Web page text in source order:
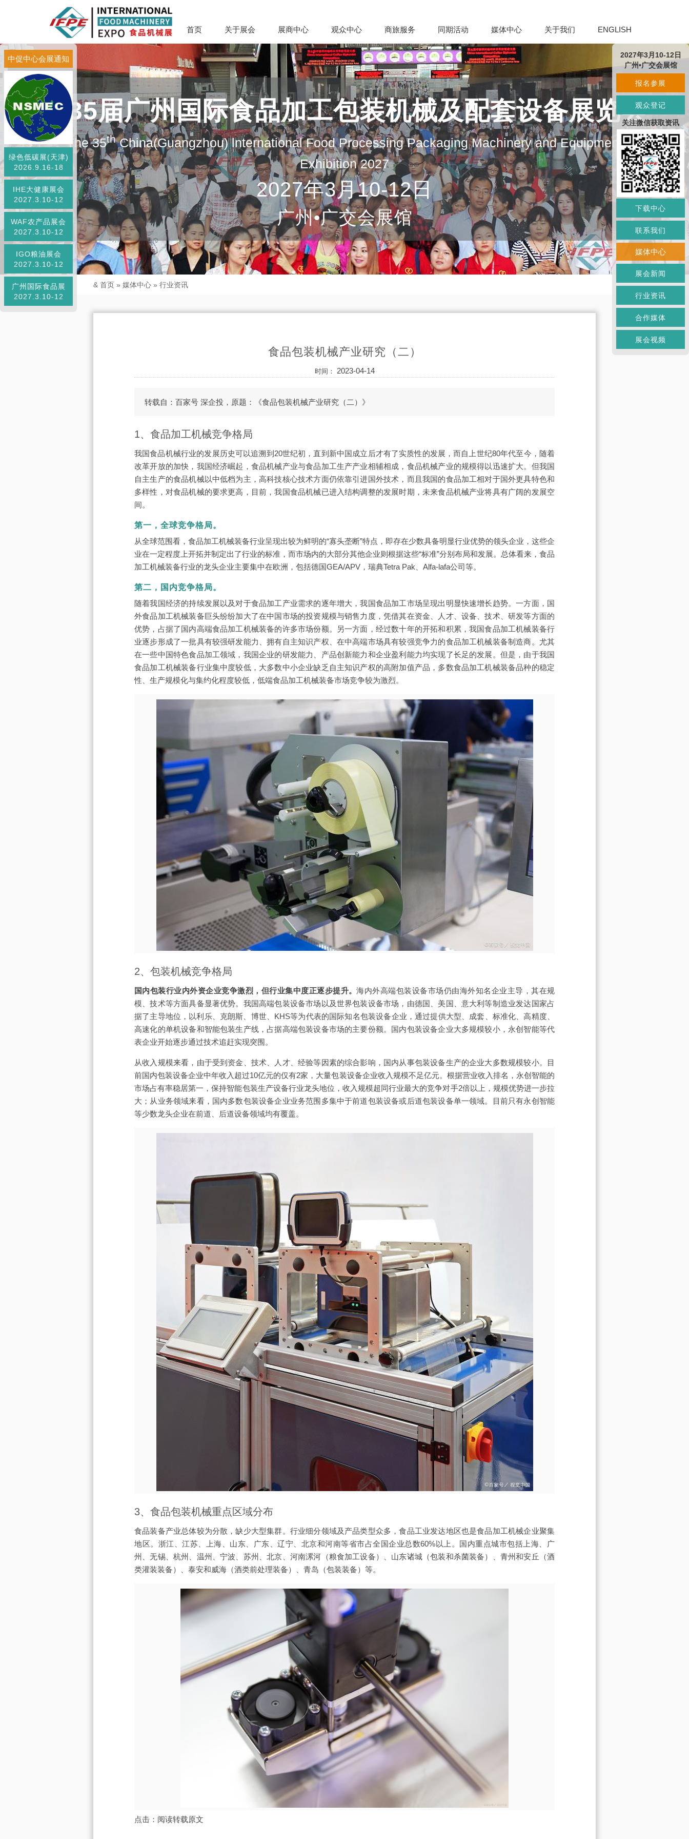
首页 关于展会 展商中心 观众中心 商旅服务 同期活动 媒体中心 关于我们 ENGLISH
第35届广州国际食品加工包装机械及配套设备展览会
The 35thChina(Guangzhou) lnternational Food Processing Packaging Machinery and Equipment
Exhibition 2027
2027年3月10-12日
广州•广交会展馆
中促中心会展通知
绿色低碳展(天津)
2026.9.16-18
IHE大健康展会
2027.3.10-12
WAF农产品展会
2027.3.10-12
IGO粮油展会
2027.3.10-12
广州国际食品展
2027.3.10-12
& 首页 » 媒体中心 » 行业资讯
食品包装机械产业研究（二）
时间： 2023-04-14
转载自：百家号 深企投，原题：《食品包装机械产业研究（二）》
1、食品加工机械竞争格局
我国食品机械行业的发展历史可以追溯到20世纪初，直到新中国成立后才有了实质性的发展，而自上世纪80年代至今，随着
改革开放的加快，我国经济崛起，食品机械产业与食品加工生产产业相辅相成，食品机械产业的规模得以迅速扩大。但我国
自主生产的食品机械以中低档为主，高科技核心技术方面仍依靠引进国外技术，而且我国的食品加工相对于国外更具特色和
多样性，对食品机械的要求更高，目前，我国食品机械已进入结构调整的发展时期，未来食品机械产业将具有广阔的发展空
间。
第一，全球竞争格局。
从全球范围看，食品加工机械装备行业呈现出较为鲜明的“寡头垄断”特点，即存在少数具备明显行业优势的领头企业，这些企
业在一定程度上开拓并制定出了行业的标准，而市场内的大部分其他企业则根据这些“标准”分别布局和发展。总体看来，食品
加工机械装备行业的龙头企业主要集中在欧洲，包括德国GEA/APV，瑞典Tetra Pak、Alfa-lafa公司等。
第二，国内竞争格局。
随着我国经济的持续发展以及对于食品加工产业需求的逐年增大，我国食品加工市场呈现出明显快速增长趋势。一方面，国
外食品加工机械装备巨头纷纷加大了在中国市场的投资规模与销售力度，凭借其在资金、人才、设备、技术、研发等方面的
优势，占据了国内高端食品加工机械装备的许多市场份额。另一方面，经过数十年的开拓和积累，我国食品加工机械装备行
业逐步形成了一批具有较强研发能力、拥有自主知识产权、在中高端市场具有较强竞争力的食品加工机械装备制造商。尤其
在一些中国特色食品加工领域，我国企业的研发能力、产品创新能力和企业盈利能力均实现了长足的发展。但是，由于我国
食品加工机械装备行业集中度较低，大多数中小企业缺乏自主知识产权的高附加值产品，多数食品加工机械装备品种的稳定
性、生产规模化与集约化程度较低，低端食品加工机械装备市场竞争较为激烈。
2、包装机械竞争格局
国内包装行业内外资企业竞争激烈，但行业集中度正逐步提升。海内外高端包装设备市场仍由海外知名企业主导，其在规
模、技术等方面具备显著优势。我国高端包装设备市场以及世界包装设备市场，由德国、美国、意大利等制造业发达国家占
据了主导地位，以利乐、克朗斯、博世、KHS等为代表的国际知名包装设备企业，通过提供大型、成套、标准化、高精度、
高速化的单机设备和智能包装生产线，占据高端包装设备市场的主要份额。国内包装设备企业大多规模较小，永创智能等代
表企业开始逐步通过技术追赶实现突围。
从收入规模来看，由于受到资金、技术、人才、经验等因素的综合影响，国内从事包装设备生产的企业大多数规模较小。目
前国内包装设备企业中年收入超过10亿元的仅有2家，大量包装设备企业收入规模不足亿元。根据营业收入排名，永创智能的
市场占有率稳居第一，保持智能包装生产设备行业龙头地位，收入规模超同行业最大的竞争对手2倍以上，规模优势进一步拉
大；从业务领域来看，国内多数包装设备企业业务范围多集中于前道包装设备或后道包装设备单一领域。目前只有永创智能
等少数龙头企业在前道、后道设备领域均有覆盖。
3、食品包装机械重点区域分布
食品装备产业总体较为分散，缺少大型集群。行业细分领域及产品类型众多，食品工业发达地区也是食品加工机械企业聚集
地区。浙江、江苏、上海、山东、广东、辽宁、北京和河南等省市占全国企业总数60%以上。国内重点城市包括上海、广
州、无锡、杭州、温州、宁波、苏州、北京、河南漯河（粮食加工设备）、山东诸城（包装和杀菌装备）、青州和安丘（酒
类灌装装备）、泰安和威海（酒类前处理装备）、青岛（包装装备）等。
点击： 阅读转载原文
2027年3月10-12日
广州•广交会展馆
报名参展
观众登记
关注微信获取资讯
下载中心
联系我们
媒体中心
展会新闻
行业资讯
合作媒体
展会视频